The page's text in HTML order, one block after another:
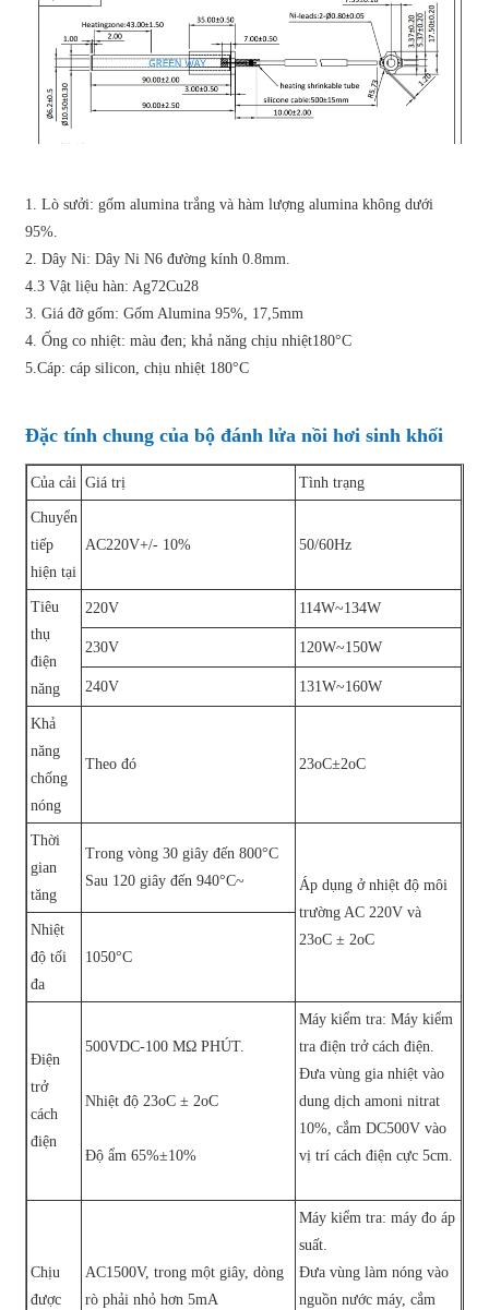
1. Lò sưởi: gốm alumina trắng và hàm lượng alumina không dưới
95%.
2. Dây Ni: Dây Ni N6 đường kính 0.8mm.
4.3 Vật liệu hàn: Ag72Cu28
3. Giá đỡ gốm: Gốm Alumina 95%, 17,5mm
4. Ống co nhiệt: màu đen; khả năng chịu nhiệt180°C
5.Cáp: cáp silicon, chịu nhiệt 180°C
Đặc tính chung của bộ đánh lửa nồi hơi sinh khối
Của cải Giá trị Tình trạng
Chuyển
tiếp
hiện tại
AC220V+/- 10% 50/60Hz
Tiêu
thụ
điện
năng
220V 114W~134W
230V 120W~150W
240V 131W~160W
Khả
năng
chống
nóng
Theo đó 23oC±2oC
Thời
gian
tăng
Trong vòng 30 giây đến 800°C
Sau 120 giây đến 940°C~
Áp dụng ở nhiệt độ môi
trường AC 220V và
23oC ± 2oC
Nhiệt
độ tối
đa
1050°C
Điện
trở
cách
điện
500VDC-100 MΩ PHÚT.
Nhiệt độ 23oC ± 2oC
Độ ẩm 65%±10%
Máy kiểm tra: Máy kiểm
tra điện trở cách điện.
Đưa vùng gia nhiệt vào
dung dịch amoni nitrat
10%, cắm DC500V vào
vị trí cách điện cực 5cm.
Chịu
được
AC1500V, trong một giây, dòng
rò phải nhỏ hơn 5mA
Máy kiểm tra: máy đo áp
suất.
Đưa vùng làm nóng vào
nguồn nước máy, cắm